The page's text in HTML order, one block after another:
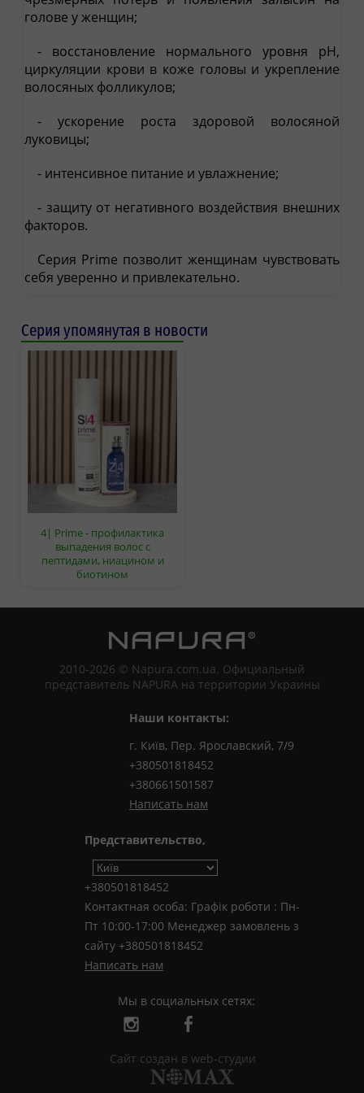
голове у женщин;
- восстановление нормального уровня pH,
циркуляции крови в коже головы и укрепление
волосяных фолликулов;
- ускорение роста здоровой волосяной
луковицы;
- интенсивное питание и увлажнение;
- защиту от негативного воздействия внешних
факторов.
Серия Prime позволит женщинам чувствовать
себя уверенно и привлекательно.
Серия упомянутая в новости
4| Prime - профилактика
выпадения волос с
пептидами, ниацином и
биотином
2010-2026 © Napura.com.ua. Официальный
представитель NAPURA на территории Украины
Наши контакты:
г. Київ, Пер. Ярославский, 7/9
+380501818452
+380661501587
Написать нам
Представительство,
+380501818452
Контактная особа: Графік роботи : Пн-
Пт 10:00-17:00 Менеджер замовлень з
сайту +380501818452
Написать нам
Мы в социальных сетях:
Сайт создан в web-студии